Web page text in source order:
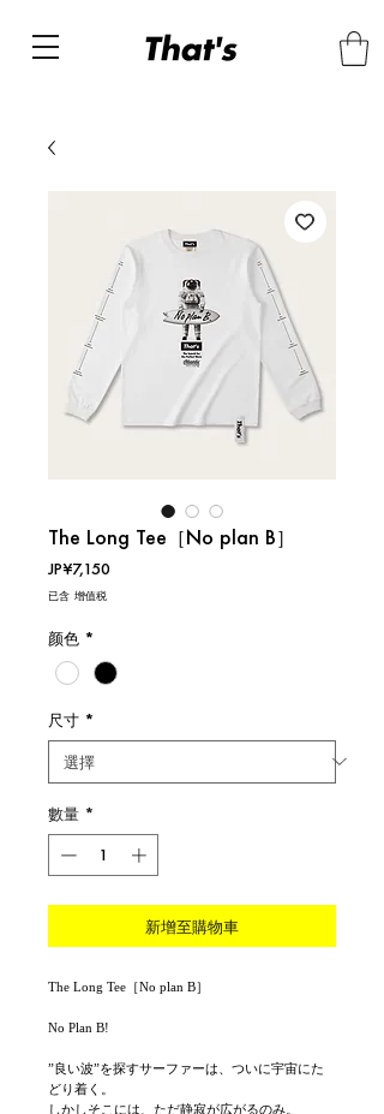
The Long Tee［No plan B］
JP¥7,150價
已含 增值税
颜色 *
尺寸 *
數量 *
新增至購物車
The Long Tee［No plan B］
No Plan B!
”良い波”を探すサーファーは、ついに宇宙にた
どり着く。
しかしそこには、ただ静寂が広がるのみ。